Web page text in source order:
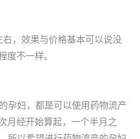
，效果与价格基本可以说没
度不一样。
孕妇，都是可以使用药物流产
月经开始算起，一个半月之